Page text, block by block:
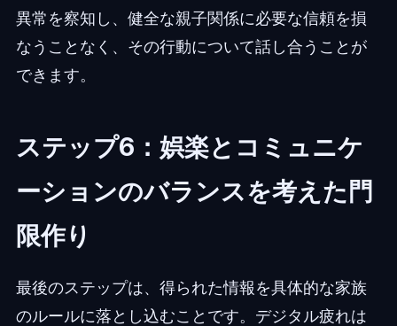
異常を察知し、健全な親子関係に必要な信頼を損
なうことなく、その行動について話し合うことが
できます。
ステップ6：娯楽とコミュニケ
ーションのバランスを考えた門
限作り
最後のステップは、得られた情報を具体的な家族
のルールに落とし込むことです。デジタル疲れは